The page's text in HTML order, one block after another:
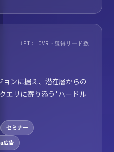
KPI: CVR・獲得リード数
ョンに据え、潜在層からの
エリに寄り添う"ハードル
セミナー
広告